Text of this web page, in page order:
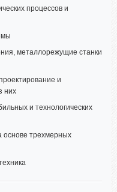
процессов и
металлорежущие станки
и
них
и технологических
основе трехмерных